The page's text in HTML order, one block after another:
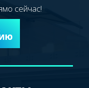
сейчас!